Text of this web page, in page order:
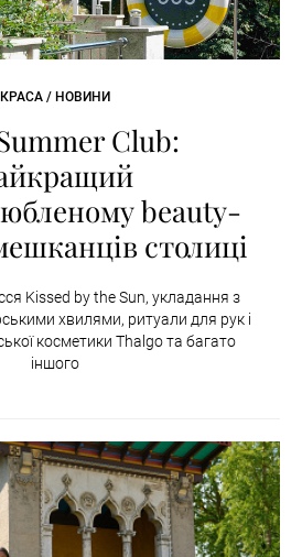
КРАСА / НОВИНИ
Club:
beauty-
столиці
Kissed by the Sun, укладання з
хвилями, ритуали для рук і
косметики Thalgo та багато
іншого